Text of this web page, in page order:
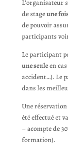
L’organisateur
de stageune
de pouvoir
participants
Le participant
une seuleen
accident…). Le
dans les
Une
été effectué et
– acompte de
formation).